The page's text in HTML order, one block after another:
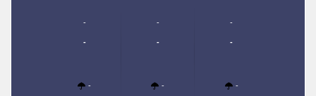
-
-
-
-
-
-
-
-
-